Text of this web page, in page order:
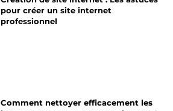
pour créer un site internet
professionnel
Comment nettoyer efficacement les